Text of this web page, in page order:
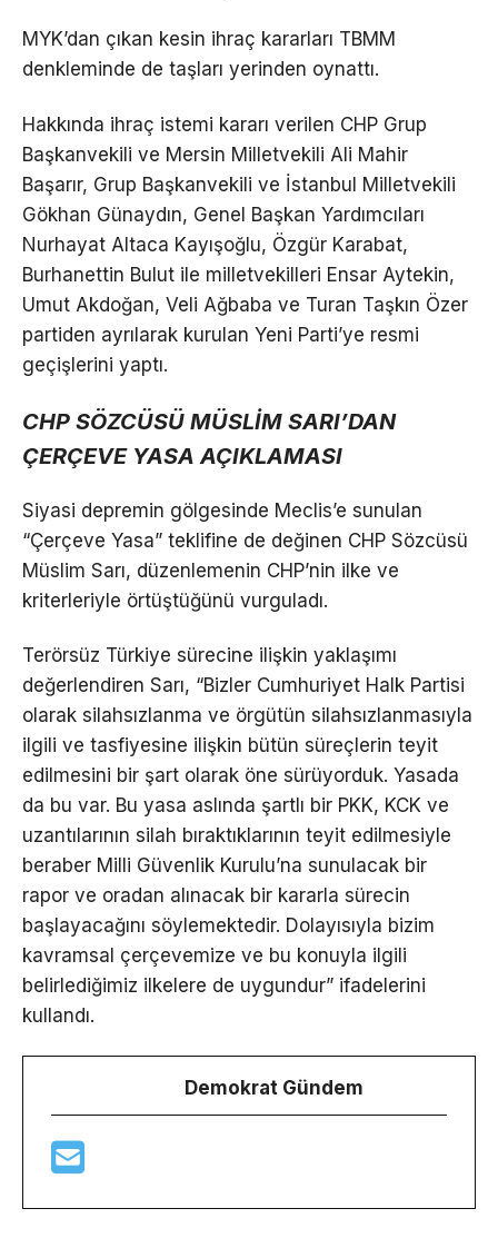
MYK’dan çıkan kesin ihraç kararları TBMM
denkleminde de taşları yerinden oynattı.
Hakkında ihraç istemi kararı verilen CHP Grup
Başkanvekili ve Mersin Milletvekili Ali Mahir
Başarır, Grup Başkanvekili ve İstanbul Milletvekili
Gökhan Günaydın, Genel Başkan Yardımcıları
Nurhayat Altaca Kayışoğlu, Özgür Karabat,
Burhanettin Bulut ile milletvekilleri Ensar Aytekin,
Umut Akdoğan, Veli Ağbaba ve Turan Taşkın Özer
partiden ayrılarak kurulan Yeni Parti’ye resmi
geçişlerini yaptı.
CHP SÖZCÜSÜ MÜSLİM SARI’DAN
ÇERÇEVE YASA AÇIKLAMASI
Siyasi depremin gölgesinde Meclis’e sunulan
“Çerçeve Yasa” teklifine de değinen CHP Sözcüsü
Müslim Sarı, düzenlemenin CHP’nin ilke ve
kriterleriyle örtüştüğünü vurguladı.
Terörsüz Türkiye sürecine ilişkin yaklaşımı
değerlendiren Sarı, “Bizler Cumhuriyet Halk Partisi
olarak silahsızlanma ve örgütün silahsızlanmasıyla
ilgili ve tasfiyesine ilişkin bütün süreçlerin teyit
edilmesini bir şart olarak öne sürüyorduk. Yasada
da bu var. Bu yasa aslında şartlı bir PKK, KCK ve
uzantılarının silah bıraktıklarının teyit edilmesiyle
beraber Milli Güvenlik Kurulu’na sunulacak bir
rapor ve oradan alınacak bir kararla sürecin
başlayacağını söylemektedir. Dolayısıyla bizim
kavramsal çerçevemize ve bu konuyla ilgili
belirlediğimiz ilkelere de uygundur” ifadelerini
kullandı.
Demokrat Gündem